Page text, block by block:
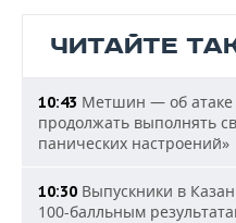
ЧИТАЙТЕ
10:43 Метшин — об
продолжать выполнять
панических настроений»
10:30 Выпускники в
100-балльным